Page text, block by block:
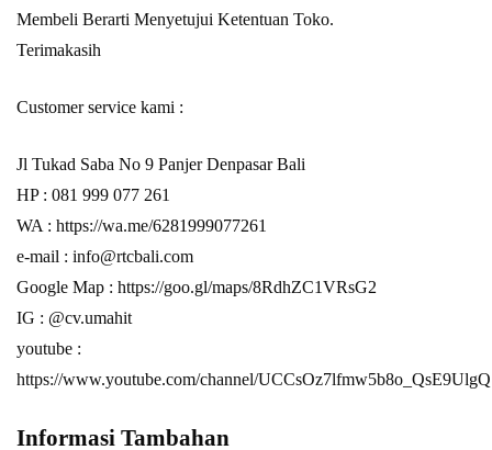
Membeli Berarti Menyetujui Ketentuan Toko.
Terimakasih
Customer service kami :
Jl Tukad Saba No 9 Panjer Denpasar Bali
HP : 081 999 077 261
WA : https://wa.me/6281999077261
e-mail : info@rtcbali.com
Google Map : https://goo.gl/maps/8RdhZC1VRsG2
IG : @cv.umahit
youtube :
https://www.youtube.com/channel/UCCsOz7lfmw5b8o_QsE9UlgQ
Informasi Tambahan